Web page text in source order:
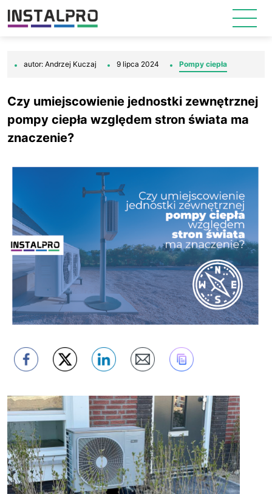
autor: Andrzej Kuczaj 9 lipca 2024 Pompy ciepła
Czy umiejscowienie jednostki zewnętrznej
pompy ciepła względem stron świata ma
znaczenie?